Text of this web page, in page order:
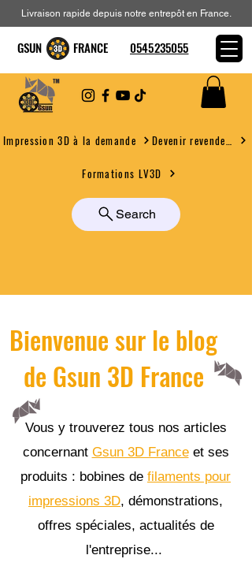
Impression 3D à la demande
Formations LV3D
Search
Livraison rapide depuis notre entrepôt en France.
GSUN FRANCE 0545235055
Bienvenue sur le blog
de Gsun 3D France
Vous y trouverez tous nos articles
concernant Gsun 3D Franceet ses
produits : bobines de filaments pour
impressions 3D, démonstrations,
offres spéciales, actualités de
l'entreprise...